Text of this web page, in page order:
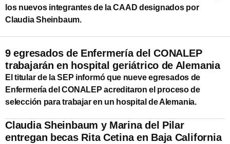
los nuevos integrantes de la CAAD designados por
Claudia Sheinbaum.
9 egresados de Enfermería del CONALEP
trabajarán en hospital geriátrico de Alemania
El titular de la SEP informó que nueve egresados de
Enfermería del CONALEP acreditaron el proceso de
selección para trabajar en un hospital de Alemania.
Claudia Sheinbaum y Marina del Pilar
entregan becas Rita Cetina en Baja California